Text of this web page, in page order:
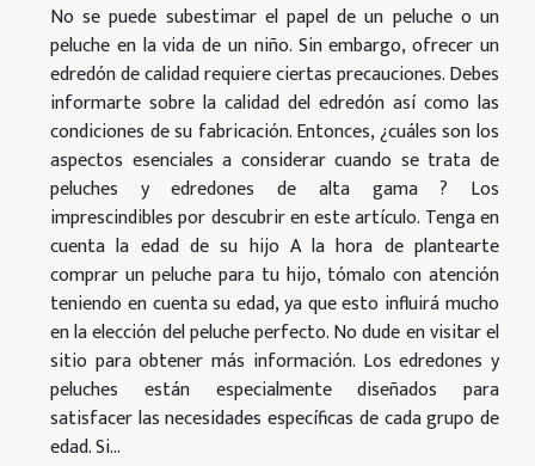
No se puede subestimar el papel de un peluche o un
peluche en la vida de un niño. Sin embargo, ofrecer un
edredón de calidad requiere ciertas precauciones. Debes
informarte sobre la calidad del edredón así como las
condiciones de su fabricación. Entonces, ¿cuáles son los
aspectos esenciales a considerar cuando se trata de
peluches y edredones de alta gama ? Los
imprescindibles por descubrir en este artículo. Tenga en
cuenta la edad de su hijo A la hora de plantearte
comprar un peluche para tu hijo, tómalo con atención
teniendo en cuenta su edad, ya que esto influirá mucho
en la elección del peluche perfecto. No dude en visitar el
sitio para obtener más información. Los edredones y
peluches están especialmente diseñados para
satisfacer las necesidades específicas de cada grupo de
edad. Si...